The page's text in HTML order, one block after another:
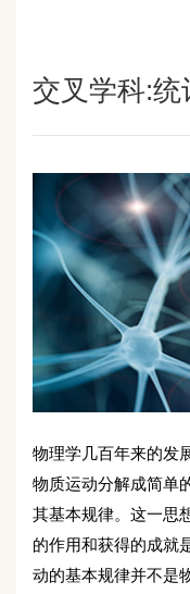
交叉学科:统
物理学几百年来的发
物质运动分解成简单
其基本规律。这一思
的作用和获得的成就
动的基本规律并不是